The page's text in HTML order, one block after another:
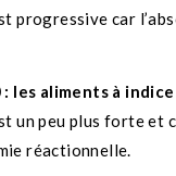
progressive car
: les aliments à
un peu plus forte et
réactionnelle.